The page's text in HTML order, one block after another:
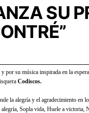
SU
su música inspirada en la
Codiscos.
la alegría y el agradecimiento en
Sopla vida, Huele a victoria,